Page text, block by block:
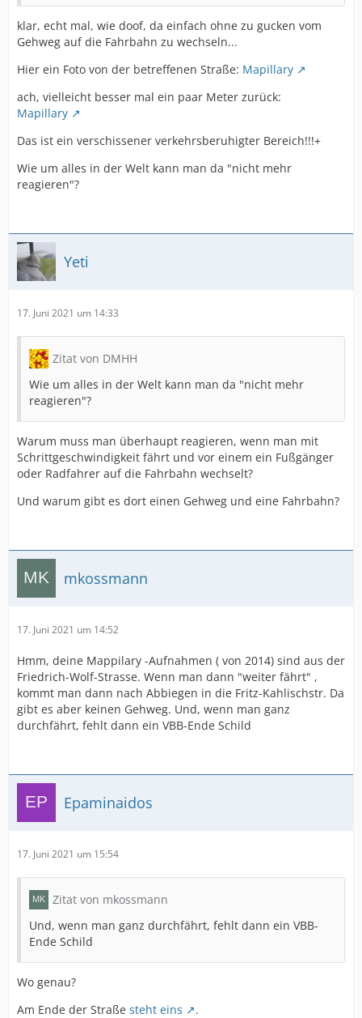
klar, echt mal, wie doof, da einfach ohne zu gucken vom
Gehweg auf die Fahrbahn zu wechseln...
Hier ein Foto von der betreffenen Straße: Mapillary
ach, vielleicht besser mal ein paar Meter zurück:
Mapillary
Das ist ein verschissener verkehrsberuhigter Bereich!!!+
Wie um alles in der Welt kann man da "nicht mehr
reagieren"?
Yeti
17. Juni 2021 um 14:33
Zitat von DMHH
Wie um alles in der Welt kann man da "nicht mehr
reagieren"?
Warum muss man überhaupt reagieren, wenn man mit
Schrittgeschwindigkeit fährt und vor einem ein Fußgänger
oder Radfahrer auf die Fahrbahn wechselt?
Und warum gibt es dort einen Gehweg und eine Fahrbahn?
mkossmann
17. Juni 2021 um 14:52
Hmm, deine Mappilary -Aufnahmen ( von 2014) sind aus der
Friedrich-Wolf-Strasse. Wenn man dann "weiter fährt" ,
kommt man dann nach Abbiegen in die Fritz-Kahlischstr. Da
gibt es aber keinen Gehweg. Und, wenn man ganz
durchfährt, fehlt dann ein VBB-Ende Schild
Epaminaidos
17. Juni 2021 um 15:54
Zitat von mkossmann
Und, wenn man ganz durchfährt, fehlt dann ein VBB-
Ende Schild
Wo genau?
Am Ende der Straße steht eins
.